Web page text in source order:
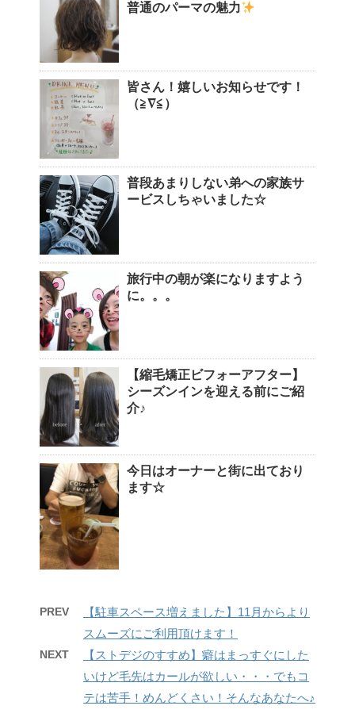
普通のパーマの魅力
皆さん！嬉しいお知らせです！
（≧∇≦）
普段あまりしない弟への家族サ
ービスしちゃいました☆
旅行中の朝が楽になりますよう
に。。。
【縮毛矯正ビフォーアフター】
シーズンインを迎える前にご紹
介♪
今日はオーナーと街に出ており
ます☆
PREV
【駐車スペース増えました】11月からより
スムーズにご利用頂けます！
NEXT
【ストデジのすすめ】癖はまっすぐにした
いけど毛先はカールが欲しい・・・でもコ
テは苦手！めんどくさい！そんなあなたへ♪